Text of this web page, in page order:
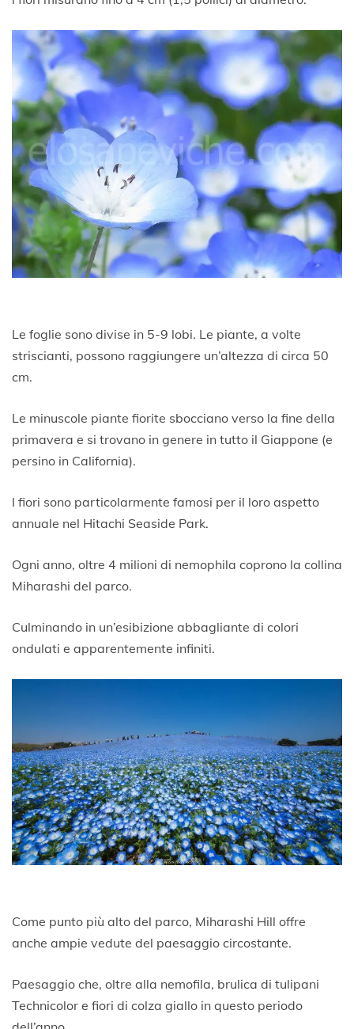
Le foglie sono divise in 5-9 lobi. Le piante, a volte
striscianti, possono raggiungere un’altezza di circa 50
cm.
Le minuscole piante fiorite sbocciano verso la fine della
primavera e si trovano in genere in tutto il Giappone (e
persino in California).
I fiori sono particolarmente famosi per il loro aspetto
annuale nel Hitachi Seaside Park.
Ogni anno, oltre 4 milioni di nemophila coprono la collina
Miharashi del parco.
Culminando in un’esibizione abbagliante di colori
ondulati e apparentemente infiniti.
Come punto più alto del parco, Miharashi Hill offre
anche ampie vedute del paesaggio circostante.
Paesaggio che, oltre alla nemofila, brulica di tulipani
Technicolor e fiori di colza giallo in questo periodo